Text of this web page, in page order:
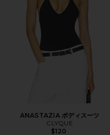
ANASTAZIA ボディスーツ
CLYQUE
$120